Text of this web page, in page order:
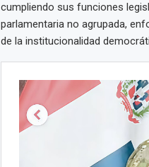
cumpliendo sus funciones
parlamentaria no agrupada,
de la institucionalidad